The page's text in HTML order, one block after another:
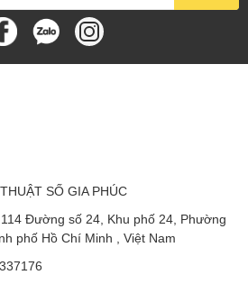
SỐ GIA PHÚC
Đường số 24, Khu phố 24, Phường
phố Hồ Chí Minh , Việt Nam